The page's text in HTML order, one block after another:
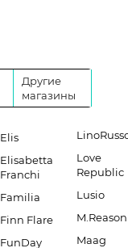
Другие
магазины
Elis
Elisabetta
Franchi
Familia
Finn Flare
FunDay
Love
Republic
Lusio
M.Reason
Maag